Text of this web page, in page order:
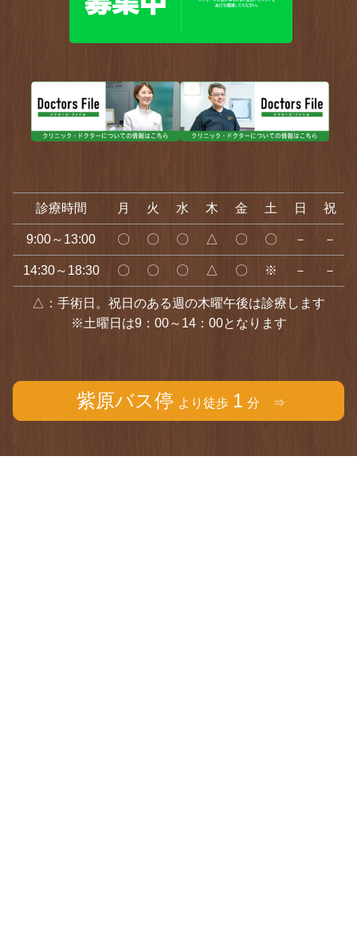
診療時間 月 火 水 木 金 土 日 祝
9:00～13:00 〇 〇 〇 △ 〇 〇 － －
14:30～18:30 〇 〇 〇 △ 〇 ※ － －
△：手術日。祝日のある週の木曜午後は診療します
※土曜日は9：00～14：00となります
紫原バス停 より徒歩 1 分 ⇒